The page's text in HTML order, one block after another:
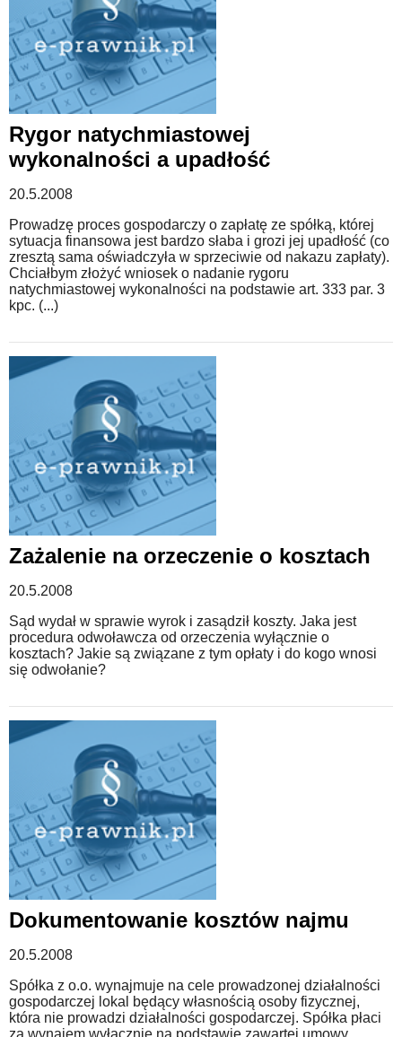
Rygor natychmiastowej
wykonalności a upadłość
20.5.2008
Prowadzę proces gospodarczy o zapłatę ze spółką, której
sytuacja finansowa jest bardzo słaba i grozi jej upadłość (co
zresztą sama oświadczyła w sprzeciwie od nakazu zapłaty).
Chciałbym złożyć wniosek o nadanie rygoru
natychmiastowej wykonalności na podstawie art. 333 par. 3
kpc. (...)
Zażalenie na orzeczenie o kosztach
20.5.2008
Sąd wydał w sprawie wyrok i zasądził koszty. Jaka jest
procedura odwoławcza od orzeczenia wyłącznie o
kosztach? Jakie są związane z tym opłaty i do kogo wnosi
się odwołanie?
Dokumentowanie kosztów najmu
20.5.2008
Spółka z o.o. wynajmuje na cele prowadzonej działalności
gospodarczej lokal będący własnością osoby fizycznej,
która nie prowadzi działalności gospodarczej. Spółka płaci
za wynajem wyłącznie na podstawie zawartej umowy